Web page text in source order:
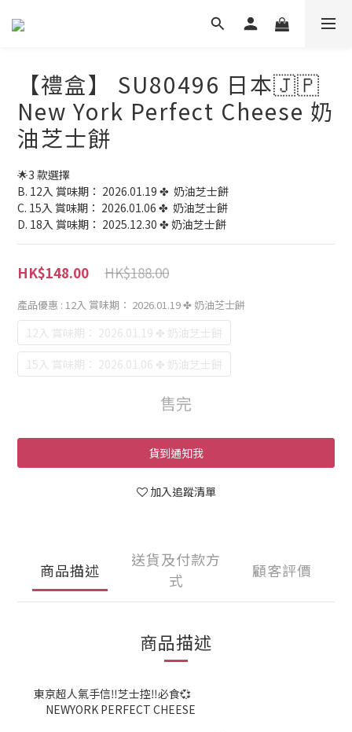
【禮盒】 SU80496 日本🇯🇵
New York Perfect Cheese 奶
油芝士餅
🌟3 款選擇
B. 12入 賞味期： 2026.01.19 ✤  奶油芝士餅
C. 15入 賞味期： 2026.01.06 ✤  奶油芝士餅
D. 18入 賞味期： 2025.12.30 ✤ 奶油芝士餅
HK$188.00
HK$148.00
產品優惠 : 12入 賞味期： 2026.01.19 ✤ 奶油芝士餅
12入 賞味期： 2026.01.19 ✤ 奶油芝士餅
15入 賞味期： 2026.01.06 ✤ 奶油芝士餅
售完
貨到通知我
加入追蹤清單
商品描述
送貨及付款方
式
顧客評價
商品描述
東京超人氣手信‼️芝士控‼️必食💞
NEWYORK PERFECT CHEESE